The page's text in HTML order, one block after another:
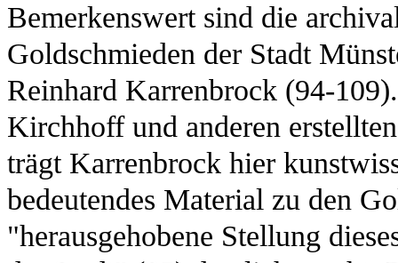
Bemerkenswert sind die
Goldschmieden der Stadt
Reinhard Karrenbrock (94-
Kirchhoff und anderen
trägt Karrenbrock hier
bedeutendes Material zu den
"herausgehobene Stellung